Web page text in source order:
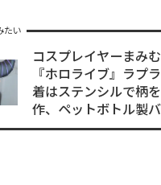
たい
コスプレイヤーまみ
『ホロライブ』ラプ
着はステンシルで柄
作、ペットボトル製